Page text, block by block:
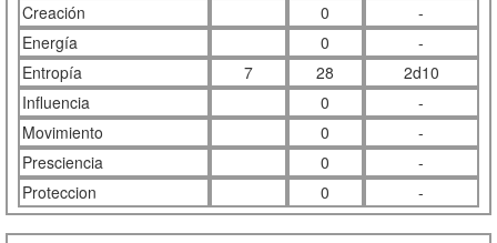
Creación
0
-
Energía
0
-
Entropía
7 28
2d10
Influencia
0
-
Movimiento
0
-
Presciencia
0
-
Proteccion
0 -